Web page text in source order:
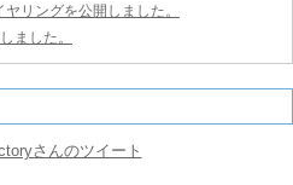
リングを公開しました。
ました。
さんのツイート